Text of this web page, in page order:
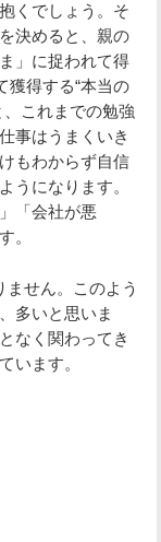
くでしょう。そ
決めると、親の
」に捉われて得
獲得する“本当の
これまでの勉強
事はうまくいき
もわからず自信
うになります。
「会社が悪
。
せん。このよう
多いと思いま
なく関わってき
います。